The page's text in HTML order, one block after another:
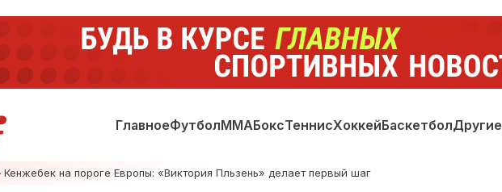
ГлавноеФутболММАБоксТеннисХоккейБаскетболДругие
Кенжебек на пороге Европы: «Виктория Пльзень» делает первый шаг